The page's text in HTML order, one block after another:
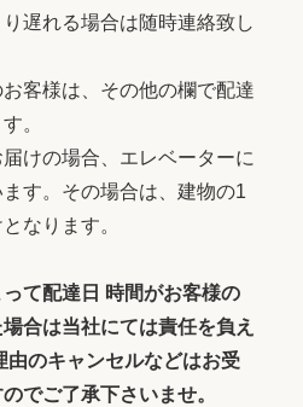
遅れる場合は随時連絡致し
お客様は、その他の欄で配達
。
けの場合、エレベーターに
す。その場合は、建物の1
なります。
て配達日 時間がお客様の
合は当社にては責任を負え
由のキャンセルなどはお受
でご了承下さいませ。